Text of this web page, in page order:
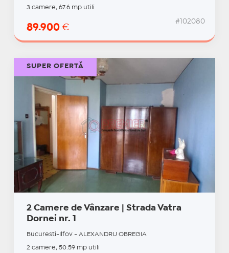
3 camere, 67.6 mp utili
89.900 €
#102080
2 Camere de Vânzare | Strada Vatra
Dornei nr. 1
Bucuresti-Ilfov - ALEXANDRU OBREGIA
2 camere, 50.59 mp utili
SUPER OFERTĂ